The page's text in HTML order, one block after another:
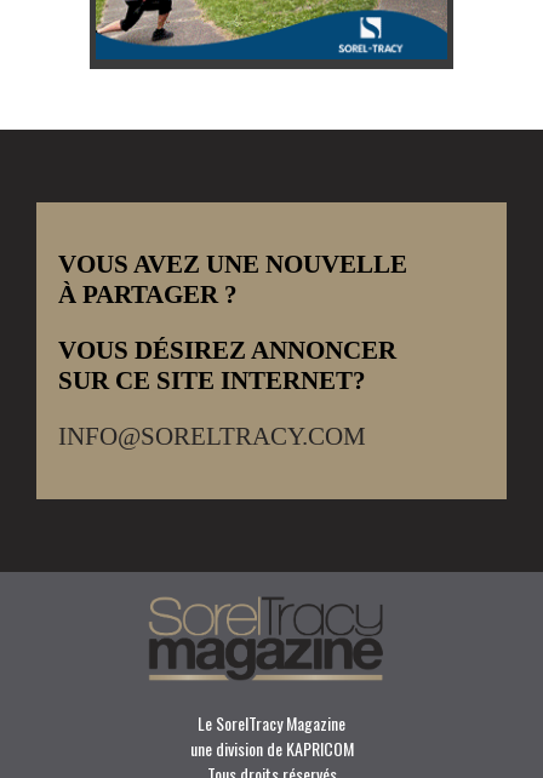
VOUS AVEZ UNE NOUVELLE
À PARTAGER ?
VOUS DÉSIREZ ANNONCER
SUR CE SITE INTERNET?
INFO@SORELTRACY.COM
Le SorelTracy Magazine
une division de KAPRICOM